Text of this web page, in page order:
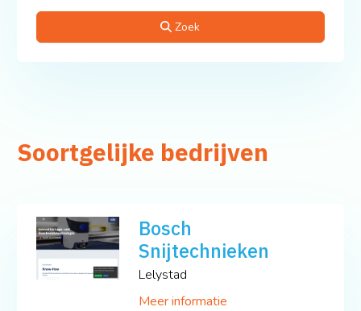
Zoek
Soortgelijke bedrijven
Bosch
Snijtechnieken
Lelystad
Meer informatie